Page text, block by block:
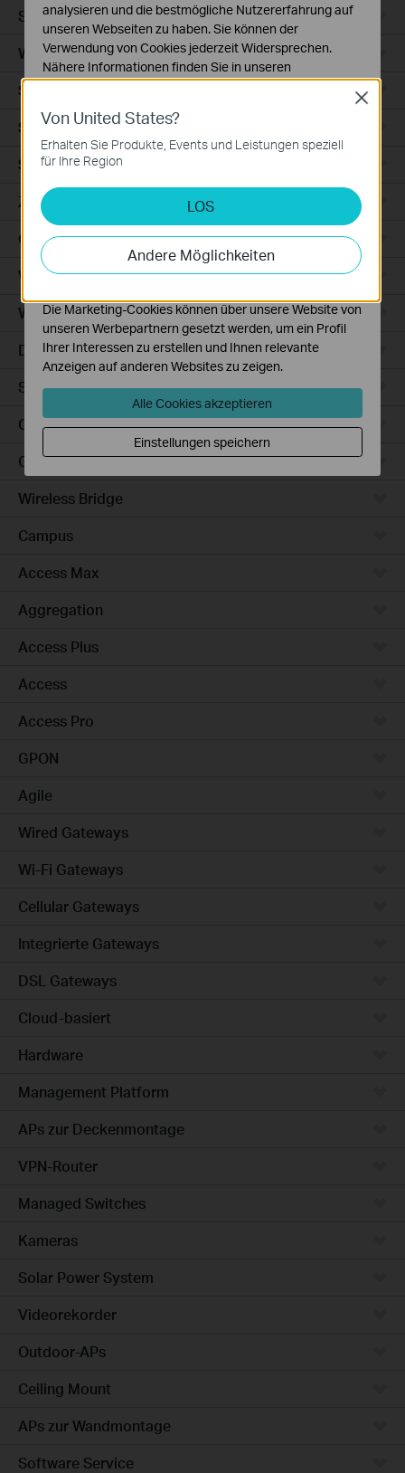
Smart Sensors
WLAN-Repeater+
Smartes Thermostat
Smart Hub
Saugroboter
Zubehör für Saugroboter
Ceiling Mount
WiFi
Wall Plate
Desktop
Switches
Outdoor
Gateways
Wireless Bridge
Campus
Access Max
Aggregation
Access Plus
Access
Access Pro
GPON
Agile
Wired Gateways
Wi-Fi Gateways
Cellular Gateways
Integrierte Gateways
DSL Gateways
Cloud-basiert
Hardware
Management Platform
APs zur Deckenmontage
VPN-Router
Managed Switches
Kameras
Solar Power System
Videorekorder
Outdoor-APs
Ceiling Mount
APs zur Wandmontage
Software Service
Von United States?
Erhalten Sie Produkte, Events und Leistungen speziell
für Ihre Region
LOS
Andere Möglichkeiten
Close
analysieren und die bestmögliche Nutzererfahrung auf
unseren Webseiten zu haben. Sie können der
Verwendung von Cookies jederzeit Widersprechen.
Nähere Informationen finden Sie in unseren
Datenschutzhinweisen.
Notwendige Cookies
Diese Cookies sind zur Funktion der Website
erforderlich und können in Ihren Systemen nicht
Analyse- und Marketing-Cookies
Analyse-Cookies ermöglichen es uns, Ihre Aktivitäten
auf unserer Website zu analysieren, um die
Funktionsweise unserer Website zu verbessern und
Die Marketing-Cookies können über unsere Website von
unseren Werbepartnern gesetzt werden, um ein Profil
Ihrer Interessen zu erstellen und Ihnen relevante
Anzeigen auf anderen Websites zu zeigen.
Alle Cookies akzeptieren
Einstellungen speichern